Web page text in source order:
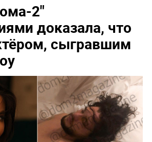
2"
доказала, что
сыгравшим